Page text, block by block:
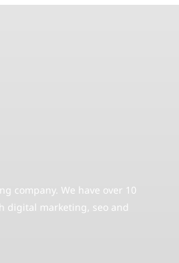
company. We have over 10
digital marketing, seo and